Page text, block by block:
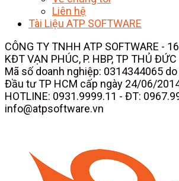
Liên hệ
Tài Liệu ATP SOFTWARE
CÔNG TY TNHH ATP SOFTWARE -
KĐT VẠN PHÚC, P. HBP, TP THỦ ĐỨC
Mã số doanh nghiệp: 0314344065
Đầu tư TP HCM cấp ngày 24/06/
HOTLINE: 0931.9999.11 - ĐT:
info@atpsoftware.vn